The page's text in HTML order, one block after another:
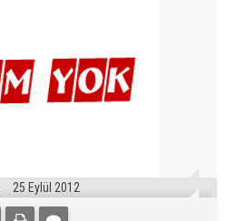
25 Eylül 2012